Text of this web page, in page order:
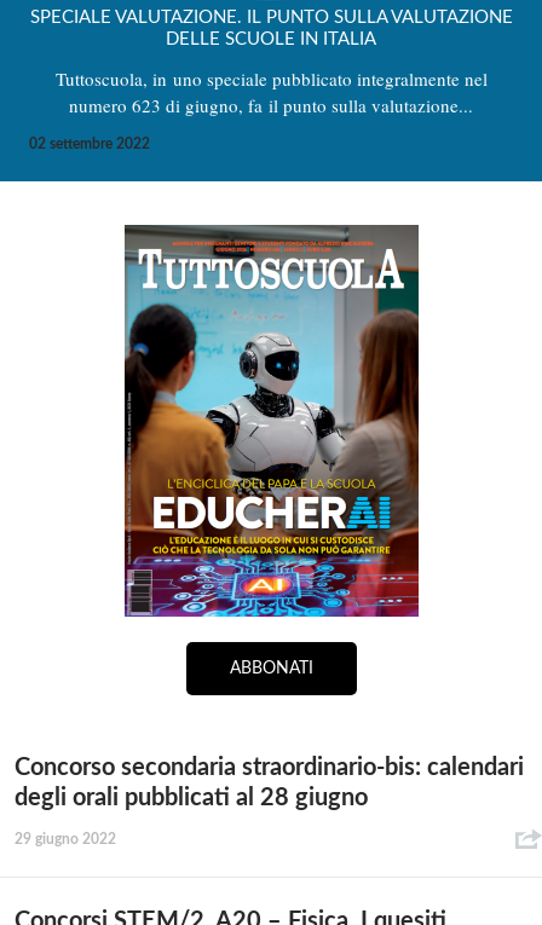
SPECIALE VALUTAZIONE. IL PUNTO SULLA VALUTAZIONE
DELLE SCUOLE IN ITALIA
Tuttoscuola, in uno speciale pubblicato integralmente nel
numero 623 di giugno, fa il punto sulla valutazione...
02 settembre 2022
ABBONATI
Concorso secondaria straordinario-bis: calendari
degli orali pubblicati al 28 giugno
29 giugno 2022